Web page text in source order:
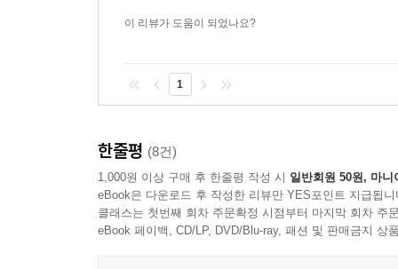
이 리뷰가 도움이 되었나요?
1
한줄평 (8건)
1,000원 이상 구매 후 한줄평 작성 시 일반회원 50원, 마니
eBook은 다운로드 후 작성한 리뷰만 YES포인트 지급됩니
클래스는 첫번째 회차 주문확정 시점부터 마지막 회차 주
eBook 페이백, CD/LP, DVD/Blu-ray, 패션 및 판매금지 상